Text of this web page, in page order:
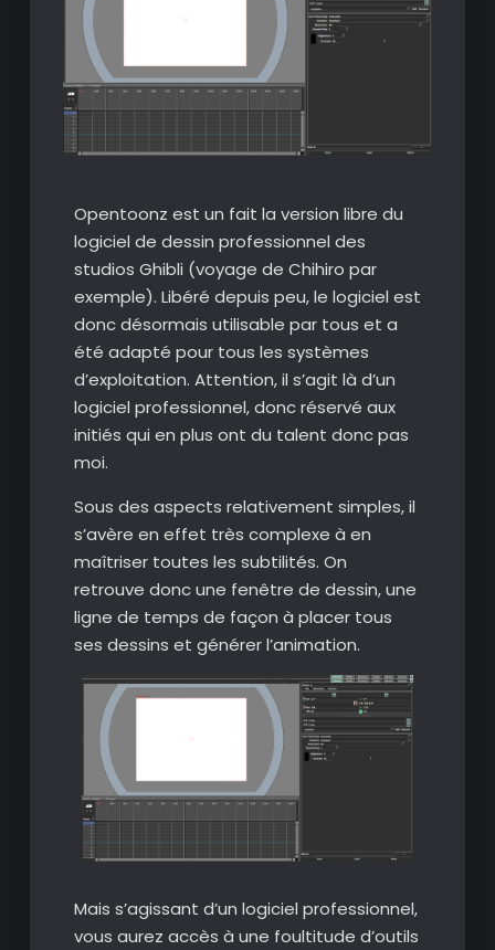
Opentoonz est un fait la version libre du
logiciel de dessin professionnel des
studios Ghibli (voyage de Chihiro par
exemple). Libéré depuis peu, le logiciel est
donc désormais utilisable par tous et a
été adapté pour tous les systèmes
d’exploitation. Attention, il s’agit là d’un
logiciel professionnel, donc réservé aux
initiés qui en plus ont du talent donc pas
moi.
Sous des aspects relativement simples, il
s’avère en effet très complexe à en
maîtriser toutes les subtilités. On
retrouve donc une fenêtre de dessin, une
ligne de temps de façon à placer tous
ses dessins et générer l’animation.
Mais s’agissant d’un logiciel professionnel,
vous aurez accès à une foultitude d’outils